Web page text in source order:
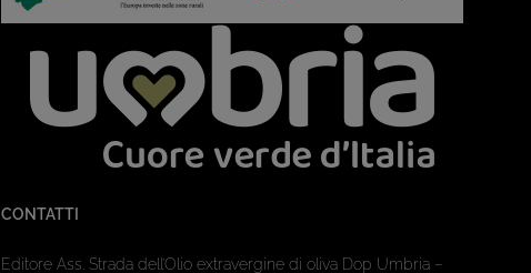
CONTATTI
Editore Ass. Strada dell’Olio extravergine di oliva Dop Umbria –